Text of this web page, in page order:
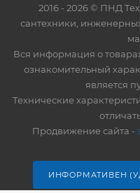
2016 - 2026 © ПНД
сантехники,
Вся информация о
ознакомительный
является
Технические
Продвижение сайта -
ИНФОРМАТИВЕН